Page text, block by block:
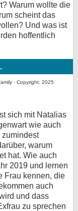
Warum wollte die
scheint das
Und was ist
hoffentlich
sich mit Natalias
wie auch
zumindest
warum
hat. Wie auch
2019 und lernen
Frau kennen, die
auch
und dass
zu sprechen